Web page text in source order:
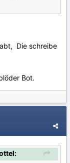
Die schreibe
Bot.